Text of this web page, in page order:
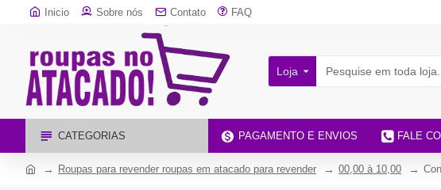
Inicio Sobre nós Contato FAQ
Loja
CATEGORIAS PAGAMENTO E ENVIOS FALE
Roupas para revender roupas em atacado para revender 00,00 à 10,00